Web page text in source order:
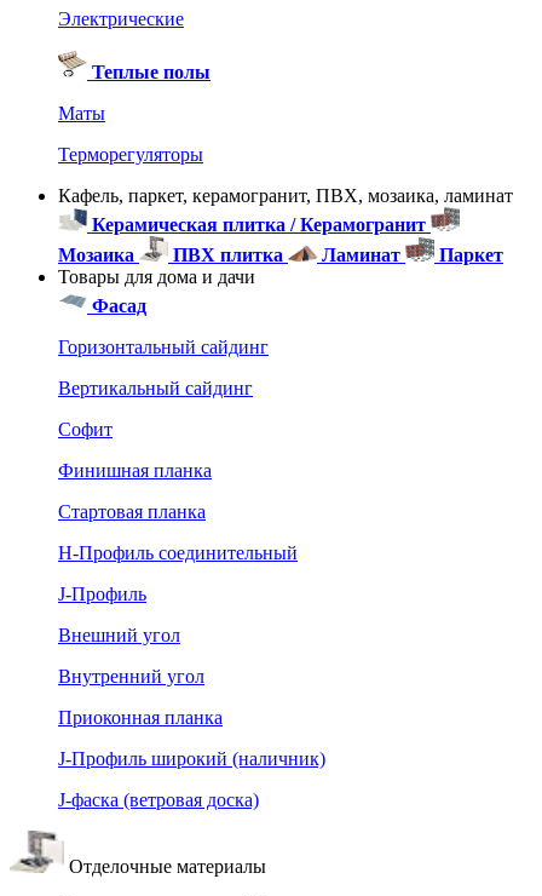
Электрические
Теплые полы
Маты
Терморегуляторы
Кафель, паркет, керамогранит, ПВХ, мозаика, ламинат
Керамическая плитка / Керамогранит
Мозаика
ПВХ плитка Ламинат
Паркет
Товары для дома и дачи
Фасад
Горизонтальный сайдинг
Вертикальный сайдинг
Софит
Финишная планка
Стартовая планка
Н-Профиль соединительный
J-Профиль
Внешний угол
Внутренний угол
Приоконная планка
J-Профиль широкий (наличник)
J-фаска (ветровая доска)
Отделочные материалы